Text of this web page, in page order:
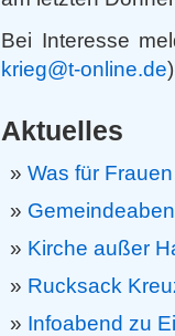
Bei Interesse
krieg@t-online.de
Aktuelles
Was für
Kirche außer
Rucksack
Infoabend zu